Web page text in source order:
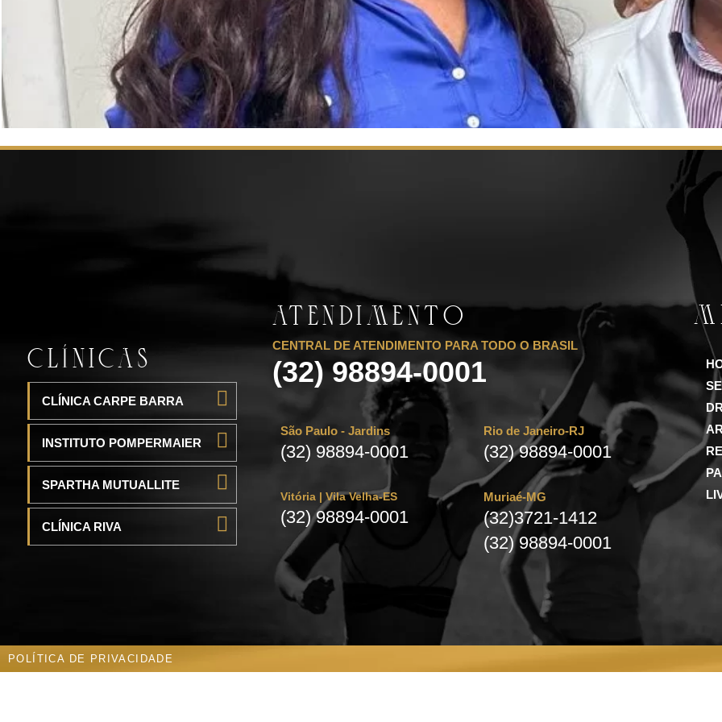
CLÍNICAS
CLÍNICA CARPE BARRA
INSTITUTO POMPERMAIER
SPARTHA MUTUALLITE
CLÍNICA RIVA
ATENDIMENTO
CENTRAL DE ATENDIMENTO PARA TODO O BRASIL
(32) 98894-0001
São Paulo - Jardins
(32) 98894-0001
Vitória | Vila Velha-ES
(32) 98894-0001
Rio de Janeiro-RJ
(32) 98894-0001
Muriaé-MG
(32)3721-1412
(32) 98894-0001
POLÍTICA DE PRIVACIDADE